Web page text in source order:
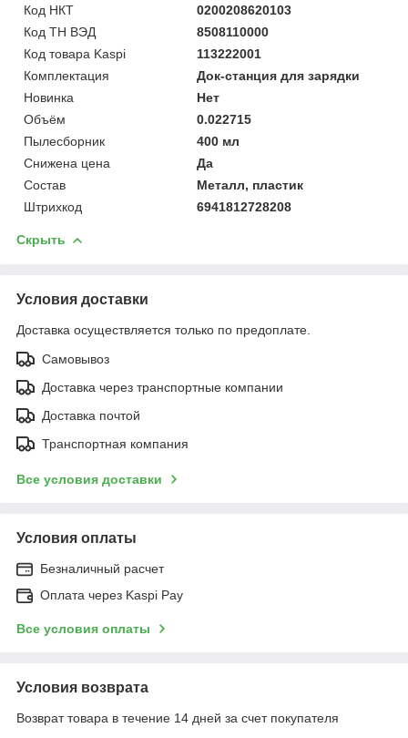
Код НКТ
0200208620103
Код ТН ВЭД
8508110000
Код товара Kaspi
113222001
Комплектация
Док-станция для зарядки
Новинка
Нет
Объём
0.022715
Пылесборник
400 мл
Снижена цена
Да
Состав
Металл, пластик
Штрихкод
6941812728208
Скрыть
Условия доставки
Доставка осуществляется только по предоплате.
Самовывоз
Доставка через транспортные компании
Доставка почтой
Транспортная компания
Все условия доставки
Условия оплаты
Безналичный расчет
Оплата через Kaspi Pay
Все условия оплаты
Условия возврата
Возврат товара в течение 14 дней за счет покупателя